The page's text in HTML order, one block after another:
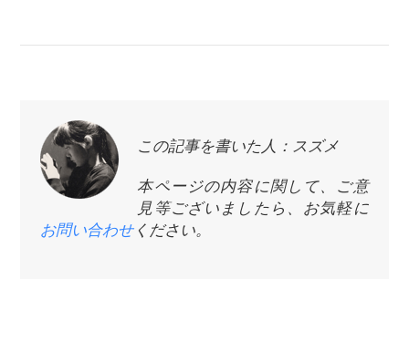
この記事を書いた人：スズメ
本ページの内容に関して、ご意
見等ございましたら、お気軽に
お問い合わせください。